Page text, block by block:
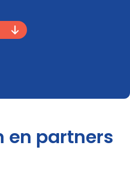
en partners